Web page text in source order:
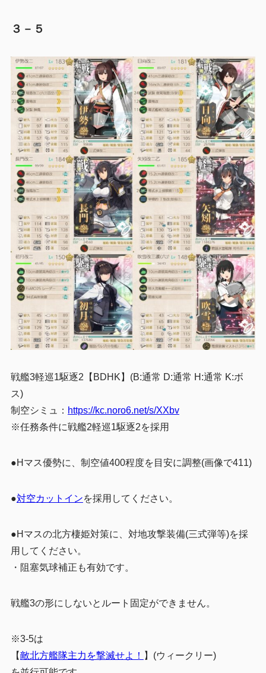
３－５
戦艦3軽巡1駆逐2【BDHK】(B:通常 D:通常 H:通常 K:ボ
ス)
制空シミュ： https://kc.noro6.net/s/XXbv
※任務条件に戦艦2軽巡1駆逐2を採用
●Hマス優勢に、制空値400程度を目安に調整(画像で411)
●対空カットインを採用してください。
●Hマスの北方棲姫対策に、対地攻撃装備(三式弾等)を採
用してください。
・阻塞気球補正も有効です。
戦艦3の形にしないとルート固定ができません。
※3-5は
【敵北方艦隊主力を撃滅せよ！ 】(ウィークリー)